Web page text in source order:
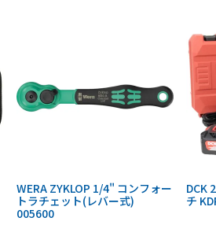
WERA ZYKLOP 1/4" コンフォー
トラチェット(レバー式)
005600
DCK
チ